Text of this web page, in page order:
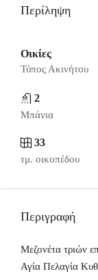
Περίληψη
Οικίες
Τύπος Ακινήτου
2
Μπάνια
33
τμ. οικοπέδου
Περιγραφή
Μεζονέτα τριών
Αγία Πελαγία